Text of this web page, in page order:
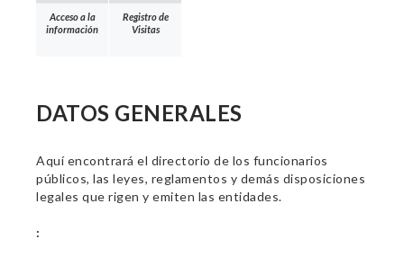
Acceso a la
información
Registro de
Visitas
DATOS GENERALES
Aquí encontrará el directorio de los funcionarios
públicos, las leyes, reglamentos y demás disposiciones
legales que rigen y emiten las entidades.
: